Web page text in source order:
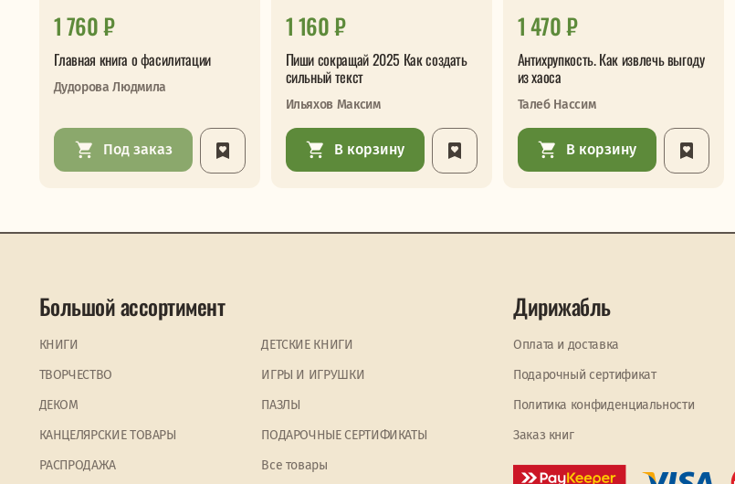
1 760 ₽
Главная книга о фасилитации
Дудорова Людмила
Под заказ
1 160 ₽
Пиши сокращай 2025 Как создать
сильный текст
Ильяхов Максим
В корзину
1 470 ₽
Антихрупкость. Как извлечь выгоду
из хаоса
Талеб Нассим
В корзину
Большой ассортимент
КНИГИ
ДЕТСКИЕ КНИГИ
ТВОРЧЕСТВО
ИГРЫ И ИГРУШКИ
ДЕКОМ
ПАЗЛЫ
КАНЦЕЛЯРСКИЕ ТОВАРЫ
ПОДАРОЧНЫЕ СЕРТИФИКАТЫ
PАСПРОДАЖА
Все товары
Дирижабль
Оплата и доставка
Подарочный сертификат
Политика конфиденциальности
Заказ книг